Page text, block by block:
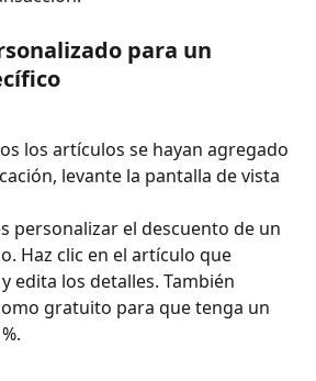
para un
los artículos se hayan agregado
levante la pantalla de vista
personalizar el descuento de un
Haz clic en el artículo que
edita los detalles. También
gratuito para que tenga un